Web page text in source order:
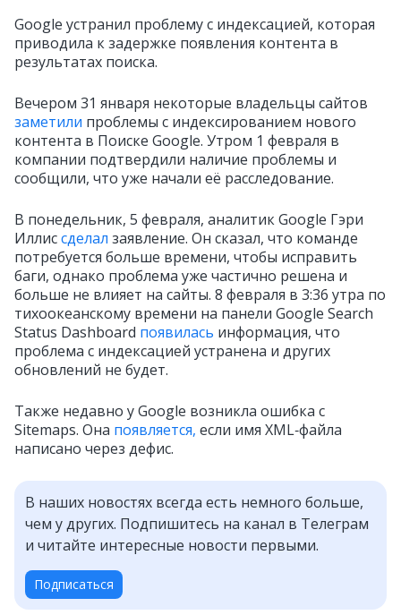
Google устранил проблему с индексацией, которая
приводила к задержке появления контента в
результатах поиска.
Вечером 31 января некоторые владельцы сайтов
заметили проблемы с индексированием нового
контента в Поиске Google. Утром 1 февраля в
компании подтвердили наличие проблемы и
сообщили, что уже начали её расследование.
В понедельник, 5 февраля, аналитик Google Гэри
Иллиссделал заявление. Он сказал, что команде
потребуется больше времени, чтобы исправить
баги, однако проблема уже частично решена и
больше не влияет на сайты. 8 февраля в 3:36 утра по
тихоокеанскому времени на панели Google Search
Status Dashboard появилась информация, что
проблема с индексацией устранена и других
обновлений не будет.
Также недавно у Google возникла ошибка с
Sitemaps. Она появляется, если имя XML‑файла
написано через дефис.
В наших новостях всегда есть немного больше,
чем у других. Подпишитесь на канал в Телеграм
и читайте интересные новости первыми.
Подписаться